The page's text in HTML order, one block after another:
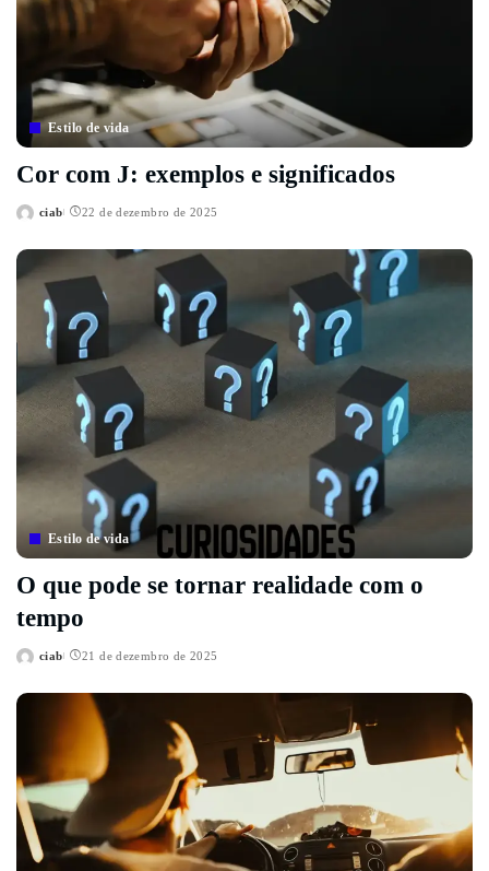
Estilo de vida
Cor com J: exemplos e significados
Posted
ciab 22 de dezembro de 2025
Estilo de vida
O que pode se tornar realidade com o
tempo
Posted
ciab 21 de dezembro de 2025